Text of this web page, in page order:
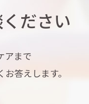
ださい
アまで
答えします。